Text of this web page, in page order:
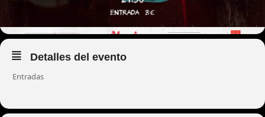
Detalles del evento
Entradas